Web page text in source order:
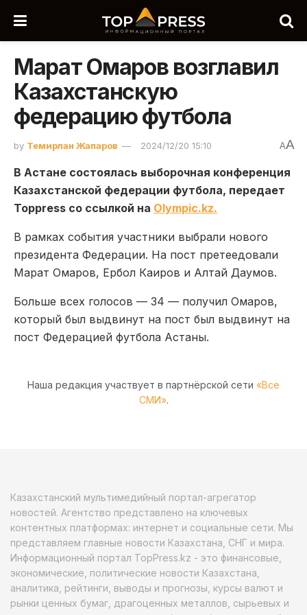
Марат Омаров возглавил
Казахстанскую
федерацию футбола
by Темирлан Жапаров 2024/12/20 15:10 AA
В Астане состоялась выборочная конференция
Казахстанской федерации футбола, передает
Toppress со ссылкой на Оlympic.kz.
В рамках события участники выбрали нового
президента Федерации. На пост претеедовали
Марат Омаров, Ербол Каиров и Алтай Даумов.
Больше всех голосов — 34 — получил Омаров,
который был выдвинут на пост был выдвинут на
пост Федерацией футбола Астаны.
Наша редакция участвует в партнёрской сети «Все
СМИ».
Казахстанский мультимедийный портал-агрегатор
новостей. Агентство представлено на ключевых
контентных платформах: интернет и социальные сети. Мы
представляем главные новости Казахстана, СНГ и мира.
Информационный портал TopPress.kz - это финансовые,
экономические, политические новости Казахстана,
аналитика, рейтинги, выводы и прогнозы, курсы валют и
рынки ценных бумаг, драгоценных металлов, сырьевых и